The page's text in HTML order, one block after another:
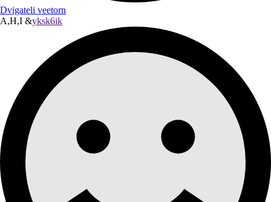
Dvigateli veetorn
A,H,I &yksk6ik